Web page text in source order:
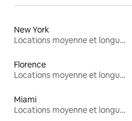
New York
Locations moyenne et longue durée
Florence
Locations moyenne et longue durée
Miami
Locations moyenne et longue durée